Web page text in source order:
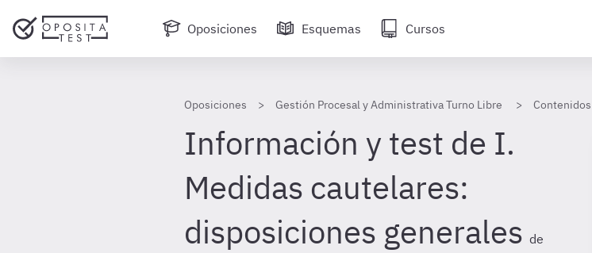
Oposiciones Esquemas Cursos
Oposiciones Gestión Procesal y Administrativa Turno Libre Contenidos
Información y test de I.
Medidas cautelares:
disposiciones generales de